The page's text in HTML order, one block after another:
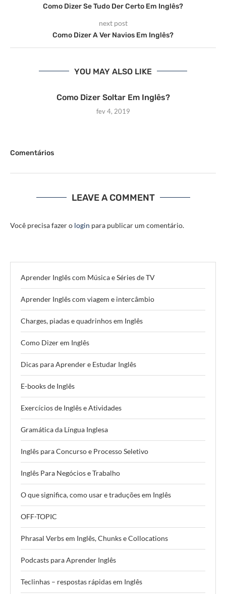
Como Dizer Se Tudo Der Certo Em Inglês?
next post
Como Dizer A Ver Navios Em Inglês?
YOU MAY ALSO LIKE
Como Dizer Soltar Em Inglês?
fev 4, 2019
Comentários
LEAVE A COMMENT
Você precisa fazer o login para publicar um comentário.
Aprender Inglês com Música e Séries de TV
Aprender Inglês com viagem e intercâmbio
Charges, piadas e quadrinhos em Inglês
Como Dizer em Inglês
Dicas para Aprender e Estudar Inglês
E-books de Inglês
Exercícios de Inglês e Atividades
Gramática da Língua Inglesa
Inglês para Concurso e Processo Seletivo
Inglês Para Negócios e Trabalho
O que significa, como usar e traduções em Inglês
OFF-TOPIC
Phrasal Verbs em Inglês, Chunks e Collocations
Podcasts para Aprender Inglês
Teclinhas – respostas rápidas em Inglês